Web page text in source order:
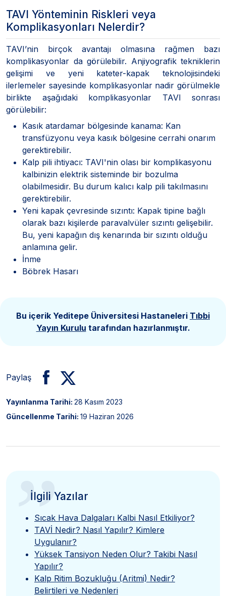
TAVI Yönteminin Riskleri veya
Komplikasyonları Nelerdir?
TAVI’nin birçok avantajı olmasına rağmen bazı
komplikasyonlar da görülebilir. Anjiyografik tekniklerin
gelişimi ve yeni kateter-kapak teknolojisindeki
ilerlemeler sayesinde komplikasyonlar nadir görülmekle
birlikte aşağıdaki komplikasyonlar TAVI sonrası
görülebilir:
Kasık atardamar bölgesinde kanama: Kan
transfüzyonu veya kasık bölgesine cerrahi onarım
gerektirebilir.
Kalp pili ihtiyacı: TAVI'nin olası bir komplikasyonu
kalbinizin elektrik sisteminde bir bozulma
olabilmesidir. Bu durum kalıcı kalp pili takılmasını
gerektirebilir.
Yeni kapak çevresinde sızıntı: Kapak tipine bağlı
olarak bazı kişilerde paravalvüler sızıntı gelişebilir.
Bu, yeni kapağın dış kenarında bir sızıntı olduğu
anlamına gelir.
İnme
Böbrek Hasarı
Bu içerik Yeditepe Üniversitesi Hastaneleri Tıbbi
Yayın Kurulu tarafından hazırlanmıştır.
Paylaş
Yayınlanma Tarihi: 28 Kasım 2023
Güncellenme Tarihi: 19 Haziran 2026
”
İlgili Yazılar
Sıcak Hava Dalgaları Kalbi Nasıl Etkiliyor?
TAVİ Nedir? Nasıl Yapılır? Kimlere
Uygulanır?
Yüksek Tansiyon Neden Olur? Takibi Nasıl
Yapılır?
Kalp Ritim Bozukluğu (Aritmi) Nedir?
Belirtileri ve Nedenleri